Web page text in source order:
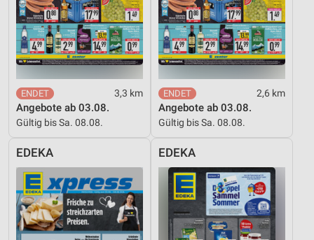
3,3 km
Angebote ab 03.08.
Gültig bis Sa. 08.08.
2,6 km
Angebote ab 03.08.
Gültig bis Sa. 08.08.
EDEKA EDEKA